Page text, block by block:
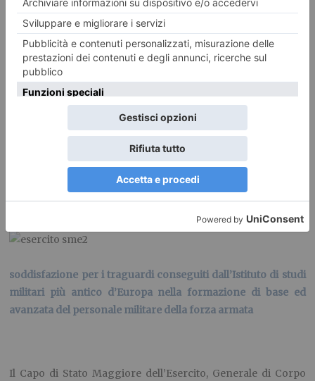
Il Capo di Stato Maggiore
dell’Esercito in visita a Torino
25 GENNAIO 2016 CRONACA
Il Gen.
espresso la
propria
soddisfazione per i traguardi conseguiti dall’Istituto di studi
militari più antico d’Europa nella formazione di base ed
avanzata del personale militare della forza armata
Il Capo di Stato Maggiore dell’Esercito, Generale di Corpo